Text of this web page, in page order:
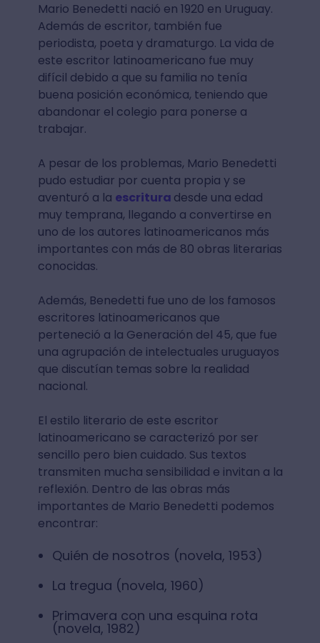
Mario Benedetti nació en 1920 en Uruguay.
Además de escritor, también fue
periodista, poeta y dramaturgo. La vida de
este escritor latinoamericano fue muy
difícil debido a que su familia no tenía
buena posición económica, teniendo que
abandonar el colegio para ponerse a
trabajar.
A pesar de los problemas, Mario Benedetti
pudo estudiar por cuenta propia y se
aventuró a la escritura desde una edad
muy temprana, llegando a convertirse en
uno de los autores latinoamericanos más
importantes con más de 80 obras literarias
conocidas.
Además, Benedetti fue uno de los famosos
escritores latinoamericanos que
perteneció a la Generación del 45, que fue
una agrupación de intelectuales uruguayos
que discutían temas sobre la realidad
nacional.
El estilo literario de este escritor
latinoamericano se caracterizó por ser
sencillo pero bien cuidado. Sus textos
transmiten mucha sensibilidad e invitan a la
reflexión. Dentro de las obras más
importantes de Mario Benedetti podemos
encontrar:
Quién de nosotros (novela, 1953)
La tregua (novela, 1960)
Primavera con una esquina rota
(novela, 1982)